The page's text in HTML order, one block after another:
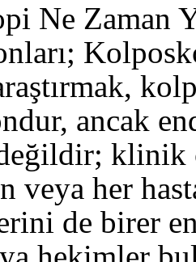
Ne Zaman
ancak
klinik
veya her
de birer